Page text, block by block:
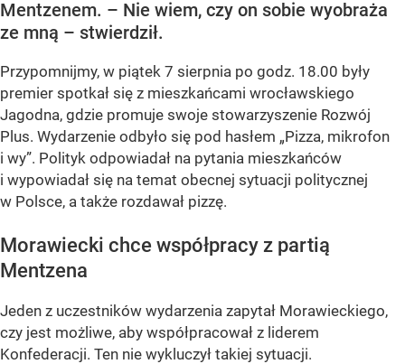
Mentzenem. – Nie wiem, czy on sobie wyobraża
ze mną – stwierdził.
Przypomnijmy, w piątek 7 sierpnia po godz. 18.00 były
premier spotkał się z mieszkańcami wrocławskiego
Jagodna, gdzie promuje swoje stowarzyszenie Rozwój
Plus. Wydarzenie odbyło się pod hasłem „Pizza, mikrofon
i wy”. Polityk odpowiadał na pytania mieszkańców
i wypowiadał się na temat obecnej sytuacji politycznej
w Polsce, a także rozdawał pizzę.
Morawiecki chce współpracy z partią
Mentzena
Jeden z uczestników wydarzenia zapytał Morawieckiego,
czy jest możliwe, aby współpracował z liderem
Konfederacji. Ten nie wykluczył takiej sytuacji.